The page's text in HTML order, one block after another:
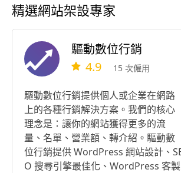
精選網站架設專家
驅動數位行銷
4.9 15 次僱用
驅動數位行銷提供個人或企業在網路
上的各種行銷解決方案。我們的核心
理念是：讓你的網站獲得更多的流
量、名單、營業額、轉介紹。驅動數
位行銷提供 WordPress 網站設計、SE
O 搜尋引擎最佳化、WordPress 客製